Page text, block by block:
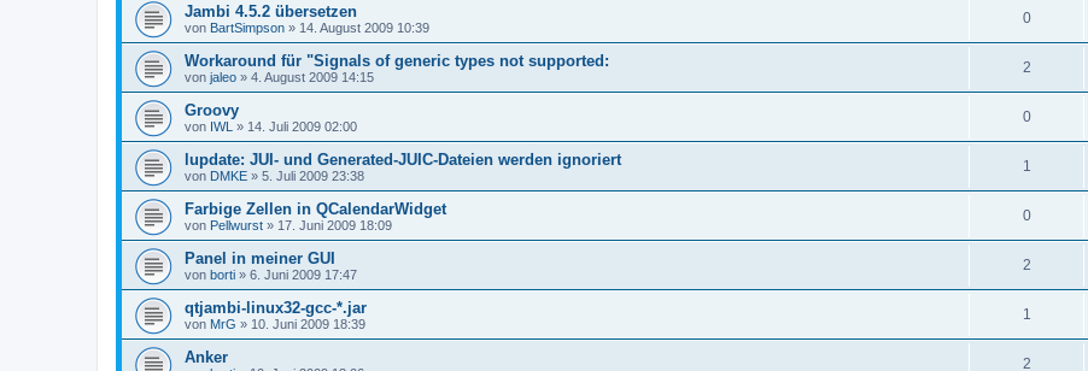
Jambi 4.5.2 übersetzen
von BartSimpson » 14. August 2009 10:39
0
Workaround für "Signals of generic types not supported:
von jaleo » 4. August 2009 14:15
2
Groovy
von IWL » 14. Juli 2009 02:00
0
lupdate: JUI- und Generated-JUIC-Dateien werden ignoriert
von DMKE » 5. Juli 2009 23:38
1
Farbige Zellen in QCalendarWidget
von Pellwurst » 17. Juni 2009 18:09
0
Panel in meiner GUI
von borti » 6. Juni 2009 17:47
2
qtjambi-linux32-gcc-*.jar
von MrG » 10. Juni 2009 18:39
1
Anker 2